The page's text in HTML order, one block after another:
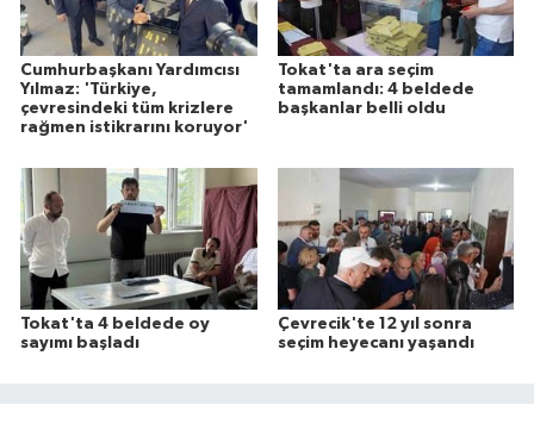
Cumhurbaşkanı Yardımcısı
Yılmaz: 'Türkiye,
çevresindeki tüm krizlere
rağmen istikrarını koruyor'
Tokat'ta ara seçim
tamamlandı: 4 beldede
başkanlar belli oldu
Tokat'ta 4 beldede oy
sayımı başladı
Çevrecik'te 12 yıl sonra
seçim heyecanı yaşandı